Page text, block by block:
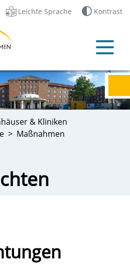
Leichte Sprache Kontrast
& Kliniken
Maßnahmen